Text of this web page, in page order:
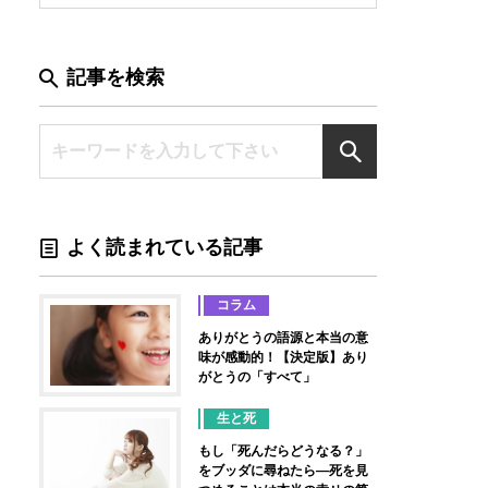
記事を検索
よく読まれている記事
コラム
ありがとうの語源と本当の意
味が感動的！【決定版】あり
がとうの「すべて」
生と死
もし「死んだらどうなる？」
をブッダに尋ねたら―死を見